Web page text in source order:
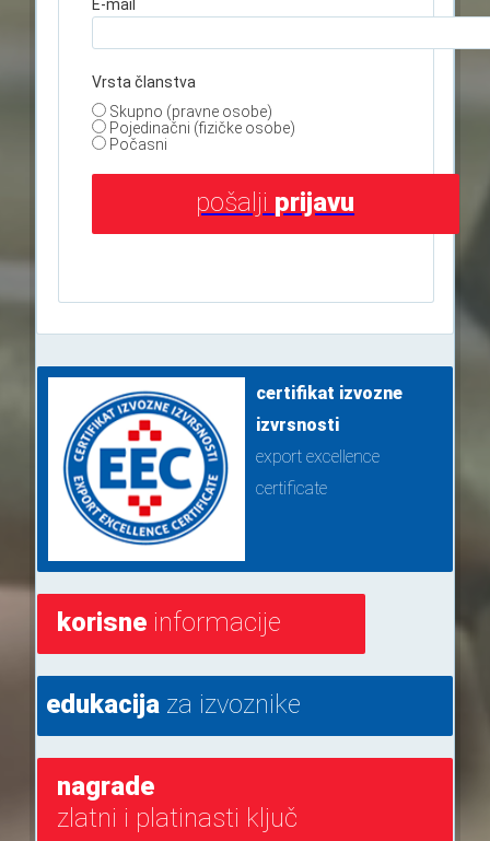
E-mail
Vrsta članstva
Skupno (pravne osobe)
Pojedinačni (fizičke osobe)
Počasni
pošalji prijavu
certifikat izvozne
izvrsnosti
export excellence
certificate
korisneinformacije
edukacijaza izvoznike
nagrade
zlatni i platinasti ključ